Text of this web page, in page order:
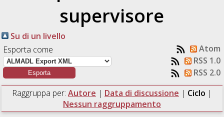
supervisore
Su di un livello
Esporta come
Atom
RSS 1.0
RSS 2.0
Raggruppa per: Autore | Data di discussione | Ciclo |
Nessun raggruppamento